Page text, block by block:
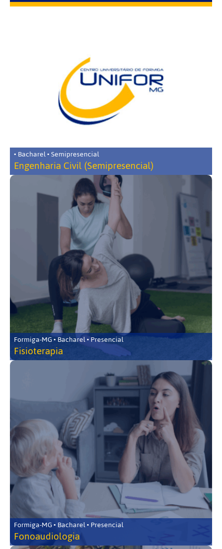
• Bacharel • Semipresencial
Engenharia Civil (Semipresencial)
Formiga-MG • Bacharel • Presencial
Fisioterapia
Formiga-MG • Bacharel • Presencial
Fonoaudiologia